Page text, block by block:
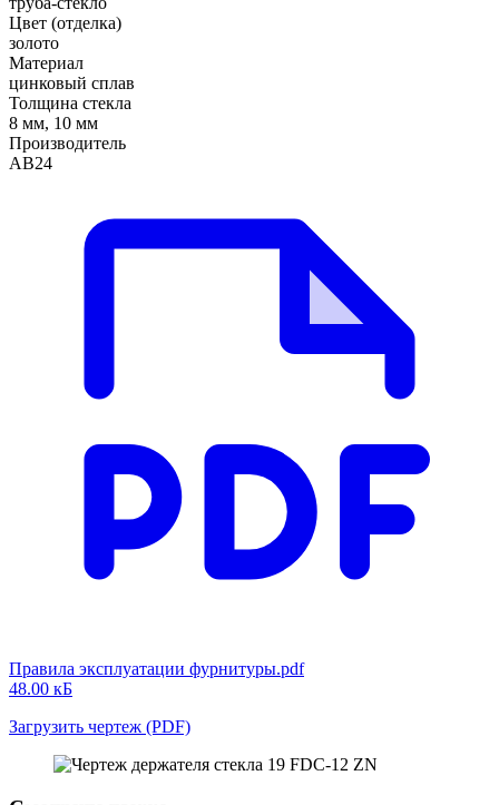
Цвет (отделка)
золото
Материал
цинковый сплав
Толщина стекла
8 мм, 10 мм
Производитель
АВ24
Правила эксплуатации фурнитуры.pdf
48.00 кБ
Загрузить чертеж (PDF)